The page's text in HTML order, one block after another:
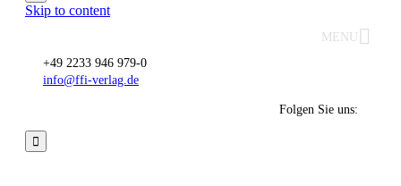
Skip to content
MENU
+49 2233 946 979-0
info@ffi-verlag.de
Folgen Sie uns:
